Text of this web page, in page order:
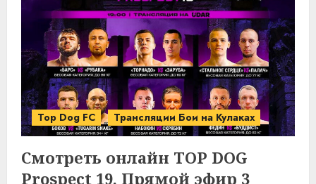
Top Dog FC Трансляции Бои на Кулаках
Смотреть онлайн TOP DOG
Prospect 19. Прямой эфир 3